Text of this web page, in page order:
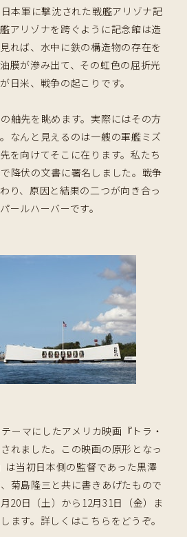
本軍に撃沈された戦艦アリゾナ記
アリゾナを跨ぐように記念館は造
れば、水中に鉄の構造物の存在を
膜が滲み出て、その虹色の屈折光
日米、戦争の起こりです。
舳先を眺めます。実際にはその方
なんと見えるのは一艘の軍艦ミズ
を向けてそこに在ります。私たち
降伏の文書に署名しました。戦争
り、原因と結果の二つが向き合っ
ールハーバーです。
ーマにしたアメリカ映画『トラ・
れました。この映画の原形となっ
は当初日本側の監督であった黒澤
菊島隆三と共に書きあげたもので
20日（土）から12月31日（金）ま
ます。詳しくはこちらをどうぞ。